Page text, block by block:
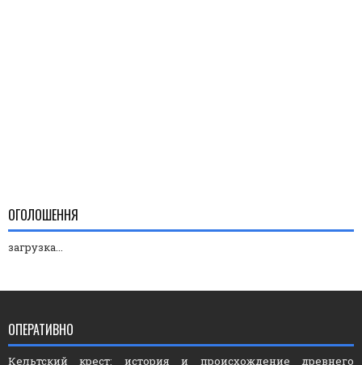
ОГОЛОШЕННЯ
загрузка...
ОПЕРАТИВНО
Кельтский крест: история и происхождение древнего